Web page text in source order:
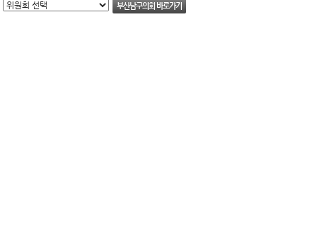
부산남구의회 바로가기